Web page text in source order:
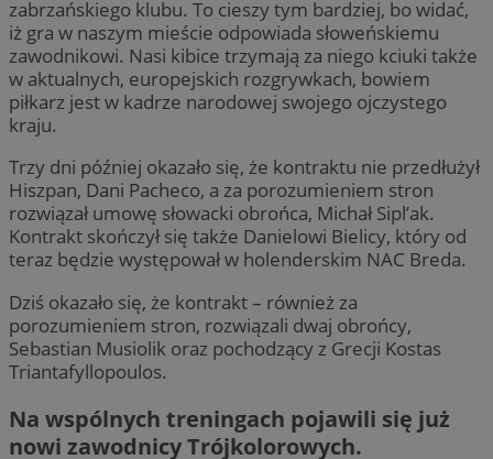
zabrzańskiego klubu. To cieszy tym bardziej, bo widać,
iż gra w naszym mieście odpowiada słoweńskiemu
zawodnikowi. Nasi kibice trzymają za niego kciuki także
w aktualnych, europejskich rozgrywkach, bowiem
piłkarz jest w kadrze narodowej swojego ojczystego
kraju.
Trzy dni później okazało się, że kontraktu nie przedłużył
Hiszpan, Dani Pacheco, a za porozumieniem stron
rozwiązał umowę słowacki obrońca, Michał Sipl’ak.
Kontrakt skończył się także Danielowi Bielicy, który od
teraz będzie występował w holenderskim NAC Breda.
Dziś okazało się, że kontrakt – również za
porozumieniem stron, rozwiązali dwaj obrońcy,
Sebastian Musiolik oraz pochodzący z Grecji Kostas
Triantafyllopoulos.
Na wspólnych treningach pojawili się już
nowi zawodnicy Trójkolorowych.